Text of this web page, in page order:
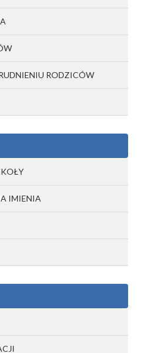
RODZICÓW
IMIENIA